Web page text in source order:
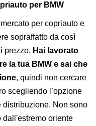
per BMW
per copriauto e
sopraffatto da così
prezzo. Hai lavorato
la tua BMW e sai che
, quindi non cercare
scegliendo l’opzione
Non sono
oriente